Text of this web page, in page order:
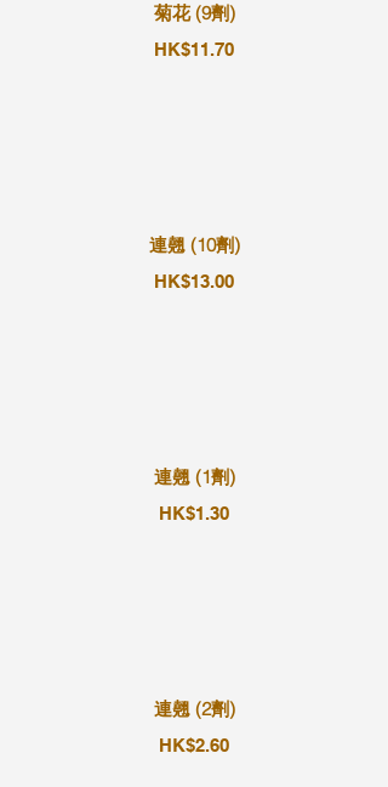
菊花 (9劑)
HK$11.70
連翹 (10劑)
HK$13.00
連翹 (1劑)
HK$1.30
連翹 (2劑)
HK$2.60